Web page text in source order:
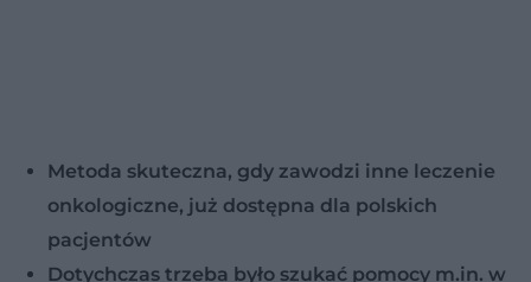
Metoda skuteczna, gdy zawodzi inne leczenie
onkologiczne, już dostępna dla polskich
pacjentów
Dotychczas trzeba było szukać pomocy m.in. w